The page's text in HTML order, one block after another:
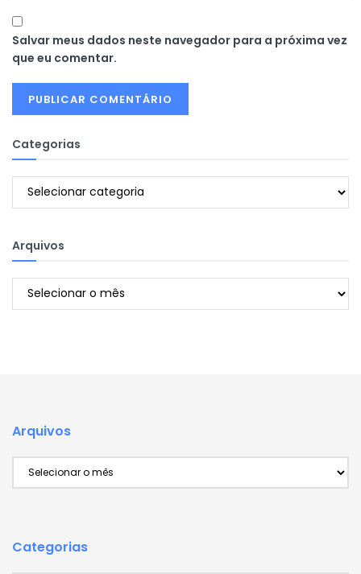
Salvar meus dados neste navegador para a próxima vez
que eu comentar.
Categorias
Categorias
Arquivos
Arquivos
Arquivos
Categorias